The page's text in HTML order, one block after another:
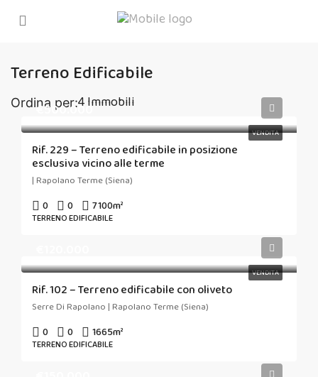
Terreno Edificabile
4 Immobili
Ordina per:
VENDITA
€500.000
Rif. 229 – Terreno edificabile in posizione
esclusiva vicino alle terme
| Rapolano Terme (Siena)
0 0 7100m²
TERRENO EDIFICABILE
VENDITA
Rif. 102 – Terreno edificabile con oliveto
Serre Di Rapolano | Rapolano Terme (Siena)
0 0 1665m²
TERRENO EDIFICABILE